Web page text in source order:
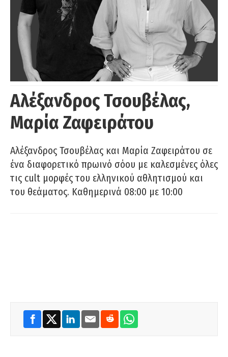
Αλέξανδρος Τσουβέλας,
Μαρία Ζαφειράτου
Αλέξανδρος Τσουβέλας και Μαρία Ζαφειράτου σε
ένα διαφορετικό πρωινό σόου με καλεσμένες όλες
τις cult μορφές του ελληνικού αθλητισμού και
του θεάματος. Καθημερινά 08:00 με 10:00